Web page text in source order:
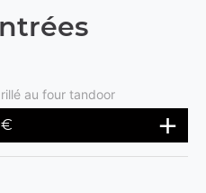
au four tandoor
€